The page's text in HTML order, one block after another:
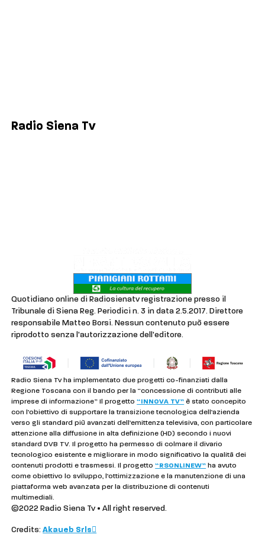
Radio Siena Tv
Quotidiano online di Radiosienatv registrazione presso il
Tribunale di Siena Reg. Periodici n. 3 in data 2.5.2017. Direttore
responsabile Matteo Borsi. Nessun contenuto può essere
riprodotto senza l'autorizzazione dell'editore.
Radio Siena Tv ha implementato due progetti co-finanziati dalla
Regione Toscana con il bando per la “concessione di contributi alle
imprese di informazione” Il progetto“INNOVA TV” è stato concepito
con l’obiettivo di supportare la transizione tecnologica dell’azienda
verso gli standard più avanzati dell’emittenza televisiva, con particolare
attenzione alla diffusione in alta definizione (HD) secondo i nuovi
standard DVB TV. Il progetto ha permesso di colmare il divario
tecnologico esistente e migliorare in modo significativo la qualità dei
contenuti prodotti e trasmessi. Il progetto“RSONLINEW” ha avuto
come obiettivo lo sviluppo, l’ottimizzazione e la manutenzione di una
piattaforma web avanzata per la distribuzione di contenuti
multimediali.
©2022 Radio Siena Tv • All right reserved.
Credits:Akaueb Srls